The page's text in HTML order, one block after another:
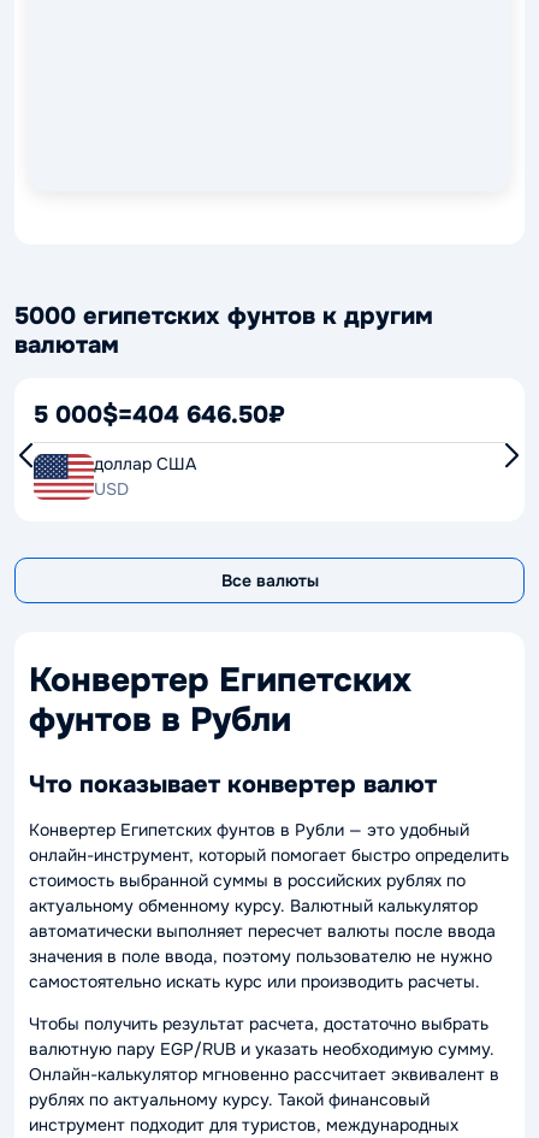
5000 египетских фунтов к другим
валютам
5 000$=404 646.50₽
доллар США
USD
Все валюты
Конвертер Египетских
фунтов в Рубли
Что показывает конвертер валют
Конвертер Египетских фунтов в Рубли — это удобный
онлайн-инструмент, который помогает быстро определить
стоимость выбранной суммы в российских рублях по
актуальному обменному курсу. Валютный калькулятор
автоматически выполняет пересчет валюты после ввода
значения в поле ввода, поэтому пользователю не нужно
самостоятельно искать курс или производить расчеты.
Чтобы получить результат расчета, достаточно выбрать
валютную пару EGP/RUB и указать необходимую сумму.
Онлайн-калькулятор мгновенно рассчитает эквивалент в
рублях по актуальному курсу. Такой финансовый
инструмент подходит для туристов, международных